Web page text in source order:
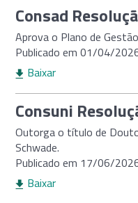
Consad
Aprova o Plano de
Publicado em 01/04/
Baixar
Consuni
Outorga o título de
Schwade.
Publicado em 17/06/
Baixar